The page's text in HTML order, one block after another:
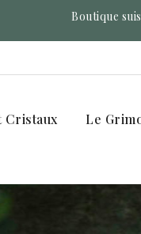
Boutique
Cristaux Le